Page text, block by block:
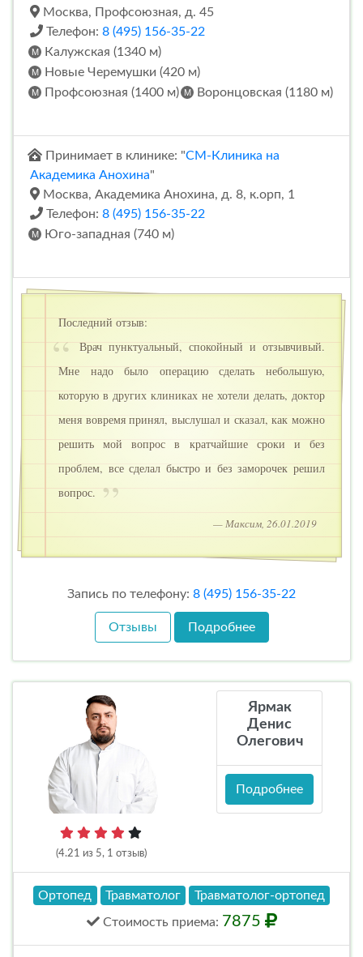
Москва, Профсоюзная, д. 45
Телефон: 8 (495) 156-35-22
Калужская (1340 м)
Новые Черемушки (420 м)
Профсоюзная (1400 м)
Воронцовская (1180 м)
Принимает в клинике: "СМ-Клиника на
Академика Анохина"
Москва, Академика Анохина, д. 8, к.орп, 1
Телефон: 8 (495) 156-35-22
Юго-западная (740 м)
Последний отзыв:
Врач пунктуальный, спокойный и отзывчивый.
Мне надо было операцию сделать небольшую,
которую в других клиниках не хотели делать, доктор
меня вовремя принял, выслушал и сказал, как можно
решить мой вопрос в кратчайшие сроки и без
проблем, все сделал быстро и без заморочек решил
вопрос.
— Максим, 26.01.2019
Запись по телефону: 8 (495) 156-35-22
Отзывы Подробнее
(4.21 из 5, 1 отзыв)
Ярмак
Денис
Олегович
Подробнее
Ортопед Травматолог Травматолог-ортопед
Стоимость приема: 7875